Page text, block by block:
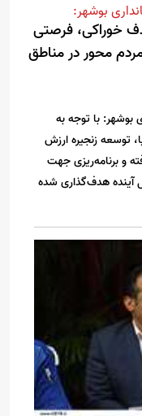
بوشهر:
خوراکی، فرصتی
محور در مناطق
بوشهر: با توجه به
توسعه زنجیره‌ ارزش
و برنامه‌ریزی جهت
خانوار در سال آینده هدف‌گذاری شده